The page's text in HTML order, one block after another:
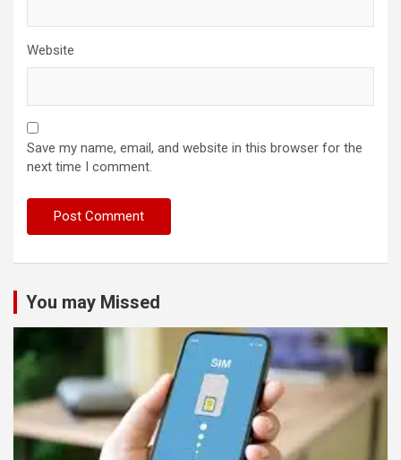
Website
Save my name, email, and website in this browser for the
next time I comment.
You may Missed